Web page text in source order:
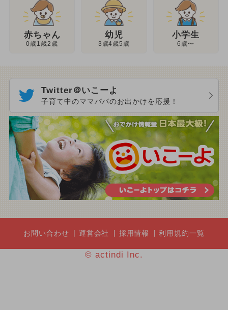
赤ちゃん
0歳1歳2歳
幼児
3歳4歳5歳
小学生
6歳〜
Twitter＠いこーよ
子育て中のママパパのお出かけを応援！
お問い合わせ 運営会社 採用情報 利用規約一覧
© actindi Inc.